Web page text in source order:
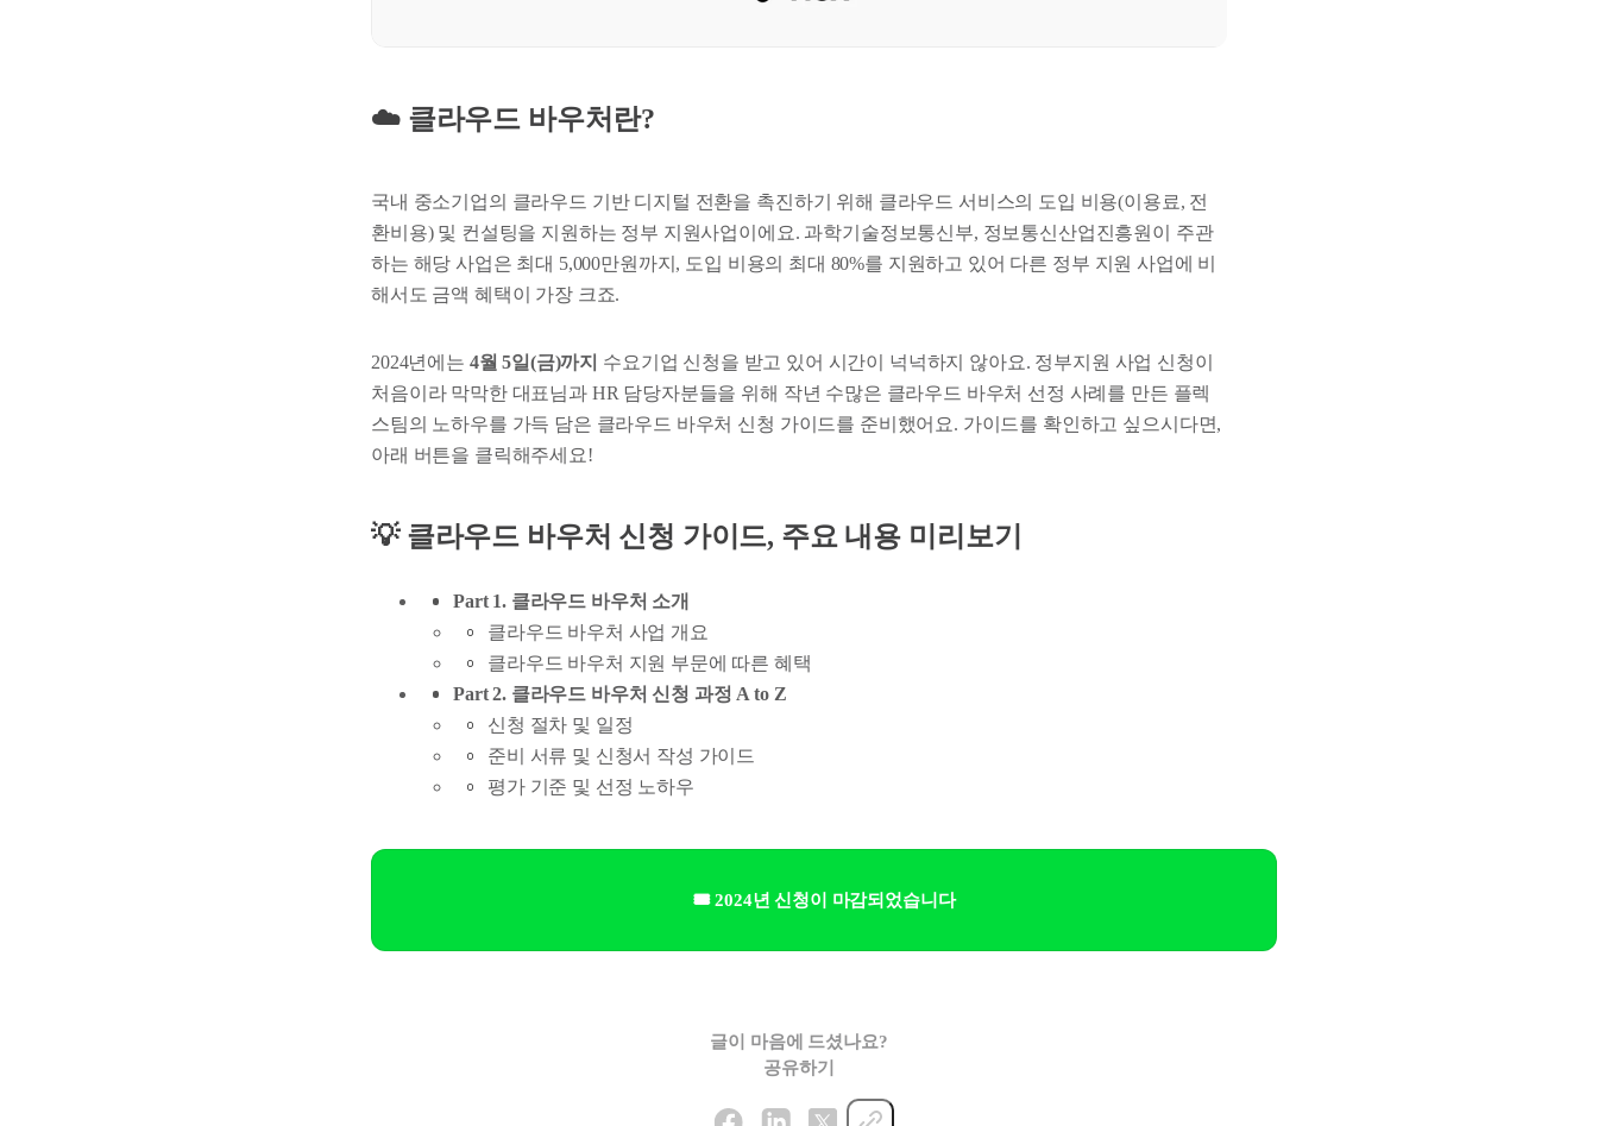
☁️ 클라우드 바우처란?
국내 중소기업의 클라우드 기반 디지털 전환을 촉진하기 위해 클라우드 서비스의 도입 비용(이용료, 전
환비용) 및 컨설팅을 지원하는 정부 지원사업이에요. 과학기술정보통신부, 정보통신산업진흥원이 주관
하는 해당 사업은 최대 5,000만원까지, 도입 비용의 최대 80%를 지원하고 있어 다른 정부 지원 사업에 비
해서도 금액 혜택이 가장 크죠.
2024년에는 4월 5일(금)까지 수요기업 신청을 받고 있어 시간이 넉넉하지 않아요. 정부지원 사업 신청이
처음이라 막막한 대표님과 HR 담당자분들을 위해 작년 수많은 클라우드 바우처 선정 사례를 만든 플렉
스팀의 노하우를 가득 담은 클라우드 바우처 신청 가이드를 준비했어요. 가이드를 확인하고 싶으시다면,
아래 버튼을 클릭해주세요!
💡 클라우드 바우처 신청 가이드, 주요 내용 미리보기
Part 1. 클라우드 바우처 소개
클라우드 바우처 사업 개요
클라우드 바우처 지원 부문에 따른 혜택
Part 2. 클라우드 바우처 신청 과정 A to Z
신청 절차 및 일정
준비 서류 및 신청서 작성 가이드
평가 기준 및 선정 노하우
🎟️ 2024년 신청이 마감되었습니다
글이 마음에 드셨나요?
공유하기